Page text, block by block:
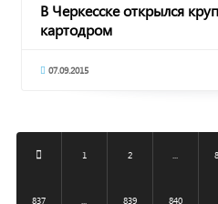
В Черкесске открылся
картодром
07.09.2015
1 2
837 839 840